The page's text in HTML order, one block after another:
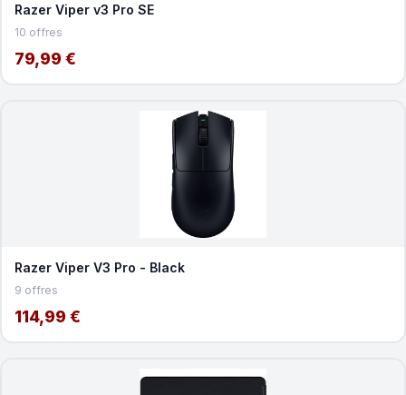
Razer Viper v3 Pro SE
10 offres
79,99 €
Razer Viper V3 Pro - Black
9 offres
114,99 €